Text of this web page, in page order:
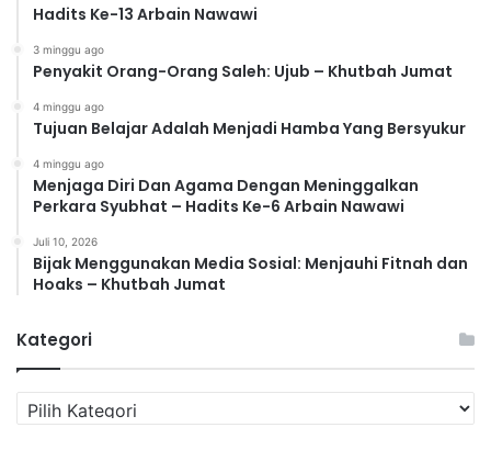
Hadits Ke-13 Arbain Nawawi
3 minggu ago
Penyakit Orang-Orang Saleh: Ujub – Khutbah Jumat
4 minggu ago
Tujuan Belajar Adalah Menjadi Hamba Yang Bersyukur
4 minggu ago
Menjaga Diri Dan Agama Dengan Meninggalkan
Perkara Syubhat – Hadits Ke-6 Arbain Nawawi
Juli 10, 2026
Bijak Menggunakan Media Sosial: Menjauhi Fitnah dan
Hoaks – Khutbah Jumat
Kategori
a